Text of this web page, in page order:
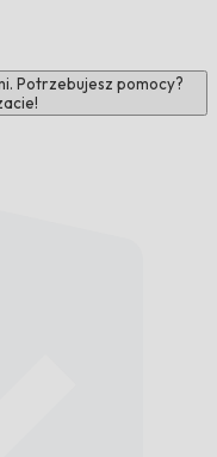
Potrzebujesz pomocy?